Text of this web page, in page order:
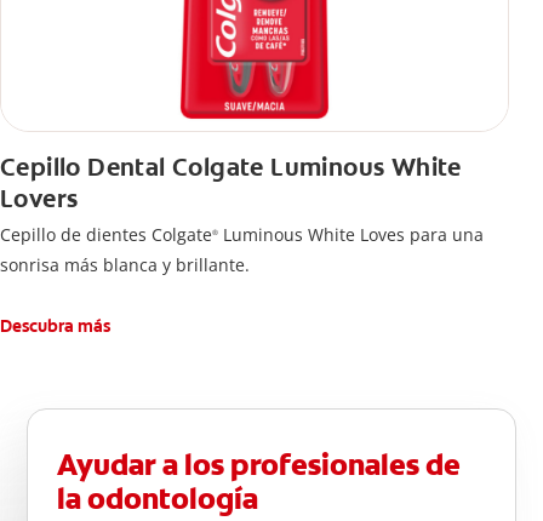
Cepillo Dental Colgate Luminous White
Lovers
Cepillo de dientes Colgate® Luminous White Loves para una
sonrisa más blanca y brillante.
Descubra más
Ayudar a los profesionales de
la odontología